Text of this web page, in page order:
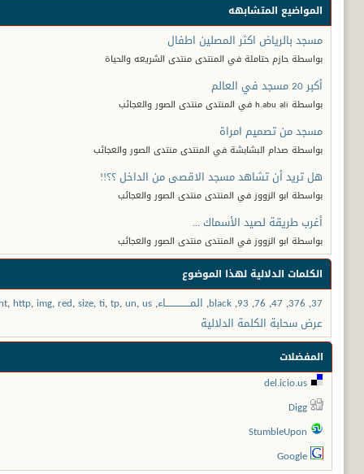
المواضيع المتشابهه
مسجد بالرياض اكثر المصلين اطفال
بواسطة حازم حتاملة في المنتدى منتدى الشريعه والحياة
أكبر 20 مسجد في العالم
بواسطة h.abu ali في المنتدى منتدى الصور والعجائب
مسجد من تصميم امراة
بواسطة صدام البشابشة في المنتدى منتدى الصور والعجائب
هل تريد أن تشاهد مسجد الاقصى من الداخل ؟؟!!
بواسطة ابو الزووز في المنتدى منتدى الصور والعجائب
أغرب طريقة لصيد الأسماك ...
بواسطة ابو الزووز في المنتدى منتدى الصور والعجائب
الكلمات الدلالية لهذا الموضوع
37
,
376
,
47
,
76
,
93
,
black
, المـــــــــــــــاء,
ht, http,img,red,size,ti,tp,un,us
عرض سحابة الكلمة الدلالية
المفضلات
del.icio.us
Digg
StumbleUpon
Google